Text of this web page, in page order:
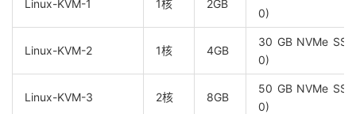
Linux-KVM-1 1核 2GB
0)
Linux-KVM-2 1核 4GB
30 GB NVMe
0)
Linux-KVM-3 2核 8GB
50 GB NVMe
0)